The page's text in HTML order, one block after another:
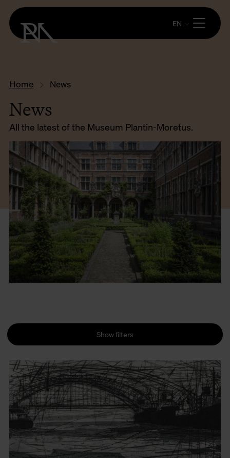
EN
Home News
News
All the latest of the Museum Plantin-Moretus.
Show filters